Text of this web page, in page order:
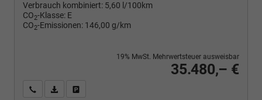
Verbrauch kombiniert: 5,60 l/100km
CO2-Klasse: E
CO2-Emissionen: 146,00 g/km
35.480,– €
19% MwSt. Mehrwertsteuer ausweisbar
Wir rufen Sie anPDF-Fahrzeugexposé drucken